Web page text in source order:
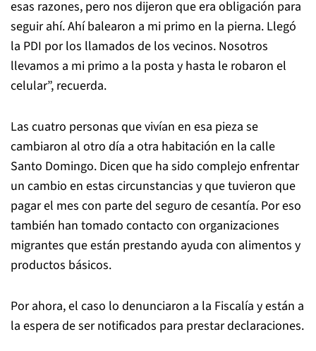
esas razones, pero nos dijeron que era obligación para
seguir ahí. Ahí balearon a mi primo en la pierna. Llegó
la PDI por los llamados de los vecinos. Nosotros
llevamos a mi primo a la posta y hasta le robaron el
celular”, recuerda.
Las cuatro personas que vivían en esa pieza se
cambiaron al otro día a otra habitación en la calle
Santo Domingo. Dicen que ha sido complejo enfrentar
un cambio en estas circunstancias y que tuvieron que
pagar el mes con parte del seguro de cesantía. Por eso
también han tomado contacto con organizaciones
migrantes que están prestando ayuda con alimentos y
productos básicos.
Por ahora, el caso lo denunciaron a la Fiscalía y están a
la espera de ser notificados para prestar declaraciones.